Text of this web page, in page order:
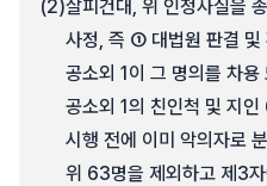
(2)살피건대, 위 인정사실을
사정, 즉 ① 대법원 판결 및
공소외 1이 그 명의를 차
공소외 1의 친인척 및 지
시행 전에 이미 악의자로
위 63명을 제외하고 제3